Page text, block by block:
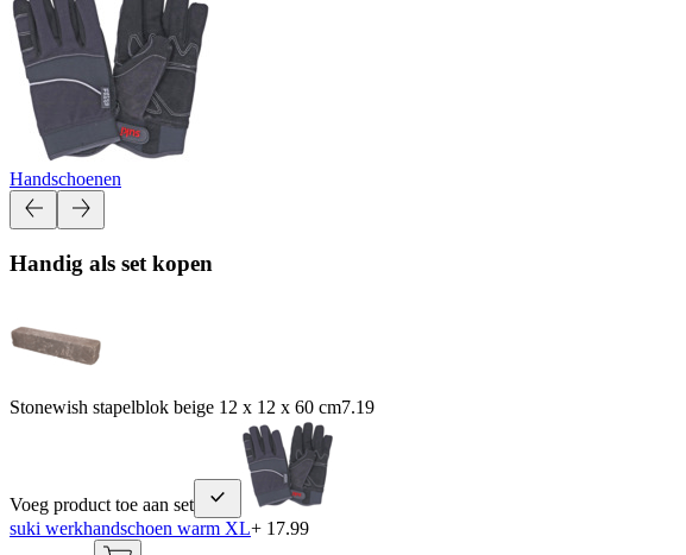
Handschoenen
Handig als set kopen
Stonewish stapelblok beige 12 x 12 x 60 cm7.19
Voeg product toe aan set
suki werkhandschoen warm XL+ 17.99